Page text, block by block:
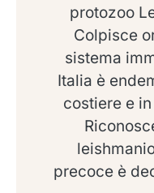
protozoo
Colpisce
sistema
Italia è
costiere e
precoce è